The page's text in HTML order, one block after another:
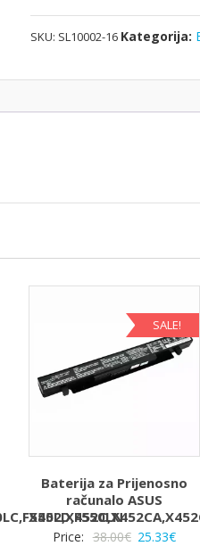
SKU: SL10002-16 Kategorija:
SALE!
Baterija za Prijenosno
računalo ASUS
Price: 38.00€ Izvorna
25.33€